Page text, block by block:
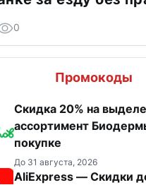
0
Промокоды
Скидка 20% на
ассортимент
покупке
До 31 августа, 2026
AliExpress — Скидки